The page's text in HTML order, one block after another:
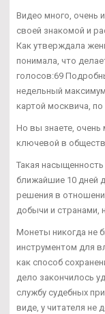
Видео много, очень
своей знакомой и
Как утверждала
понимала, что
голосов:69
недельный
картой москвича,
Но вы знаете, очень
ключевой в
Такая
ближайшие 10 дней
решения в
добычи и странами,
Монеты никогда не
инструментом для
как способ
дело закончилось
службу судебных
виде, у читателя не